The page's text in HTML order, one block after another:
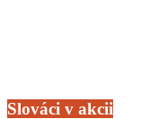
Slováci v akcii